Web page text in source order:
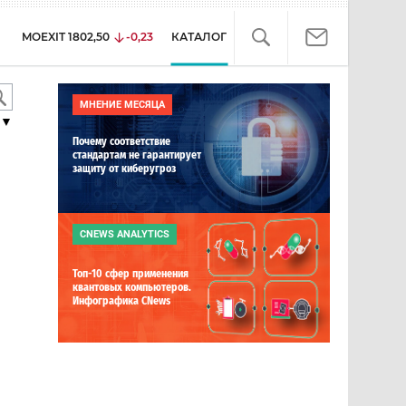
MOEXIT 1802,50 -0,23 КАТАЛОГ
МНЕНИЕ МЕСЯЦА
Почему соответствие
стандартам не гарантирует
защиту от киберугроз
CNEWS ANALYTICS
Топ-10 сфер применения
квантовых компьютеров.
Инфографика CNews